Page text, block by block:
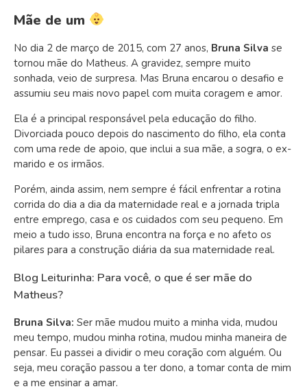
Mãe de um
No dia 2 de março de 2015, com 27 anos, Bruna Silva se
tornou mãe do Matheus. A gravidez, sempre muito
sonhada, veio de surpresa. Mas Bruna encarou o desafio e
assumiu seu mais novo papel com muita coragem e amor.
Ela é a principal responsável pela educação do filho.
Divorciada pouco depois do nascimento do filho, ela conta
com uma rede de apoio, que inclui a sua mãe, a sogra, o ex-
marido e os irmãos.
Porém, ainda assim, nem sempre é fácil enfrentar a rotina
corrida do dia a dia da maternidade real e a jornada tripla
entre emprego, casa e os cuidados com seu pequeno. Em
meio a tudo isso, Bruna encontra na força e no afeto os
pilares para a construção diária da sua maternidade real.
Blog Leiturinha: Para você, o que é ser mãe do
Matheus?
Bruna Silva: Ser mãe mudou muito a minha vida, mudou
meu tempo, mudou minha rotina, mudou minha maneira de
pensar. Eu passei a dividir o meu coração com alguém. Ou
seja, meu coração passou a ter dono, a tomar conta de mim
e a me ensinar a amar.